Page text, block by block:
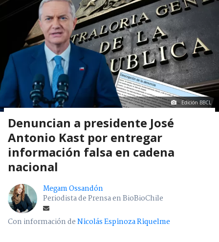
Edición BBCL
Denuncian a presidente José
Antonio Kast por entregar
información falsa en cadena
nacional
Megam Ossandón
Periodista de Prensa en BioBioChile
Con información deNicolás Espinoza Riquelme